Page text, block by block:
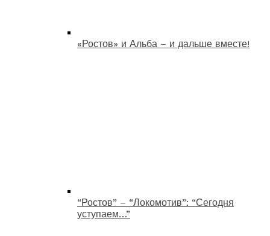
«Ростов» и Альба – и дальше вместе!
“Ростов” – “Локомотив”: “Сегодня
уступаем…”